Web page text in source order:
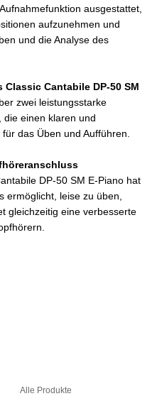
ausgestattet,
aufzunehmen und
und die Analyse des
Cantabile DP-50 SM
zwei leistungsstarke
die einen klaren und
das Üben und Aufführen.
DP-50 SM E-Piano hat
ermöglicht, leise zu üben,
gleichzeitig eine verbesserte
Alle Produkte